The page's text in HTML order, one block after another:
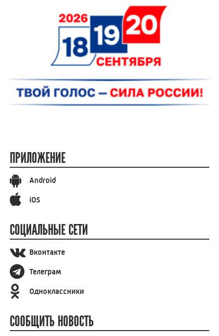
ПРИЛОЖЕНИЕ
Android
iOS
СОЦИАЛЬНЫЕ СЕТИ
Вконтакте
Телеграм
Одноклассники
СООБЩИТЬ НОВОСТЬ